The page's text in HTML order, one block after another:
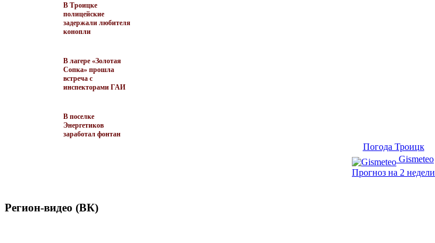
В Троицке
полицейские
задержали любителя
конопли
В лагере «Золотая
Сопка» прошла
встреча с
инспекторами ГАИ
В поселке
Энергетиков
заработал фонтан
Погода Троицк
Gismeteo
Прогноз на 2 недели
Регион-видео (ВК)